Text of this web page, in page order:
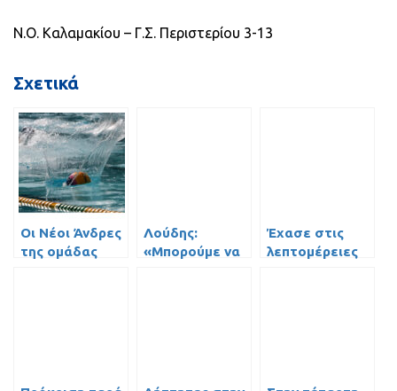
Ν.Ο. Καλαμακίου – Γ.Σ. Περιστερίου 3-13
Σχετικά
Οι Νέοι Άνδρες
της ομάδας
Λούδης:
«Mπορούμε να
Έχασε στις
λεπτομέρειες